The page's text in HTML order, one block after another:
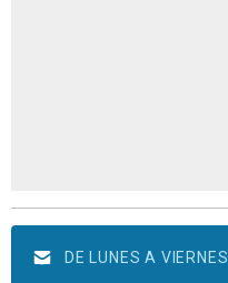
DE LUNES A VIERNES